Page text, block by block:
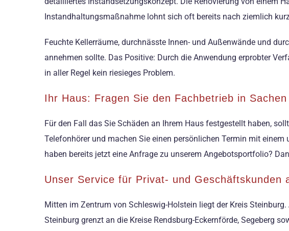
Instandhaltungsmaßnahme lohnt sich oft bereits nach ziemlich
Feuchte Kellerräume, durchnässte Innen- und Außenwände und
annehmen sollte. Das Positive: Durch die Anwendung erprobter
in aller Regel kein riesieges Problem.
Ihr Haus: Fragen Sie den Fachbetrieb in Sachen
Für den Fall das Sie Schäden an Ihrem Haus festgestellt haben,
Telefonhörer und machen Sie einen persönlichen Termin mit
haben bereits jetzt eine Anfrage zu unserem Angebotsportfolio?
Unser Service für Privat- und Geschäftskunden
Mitten im Zentrum von Schleswig-Holstein liegt der Kreis
Steinburg grenzt an die Kreise Rendsburg-Eckernförde, Segeberg